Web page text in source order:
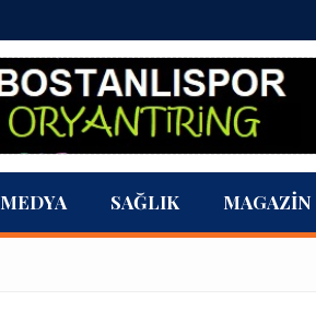
MEDYA SAĞLIK MAGAZIN